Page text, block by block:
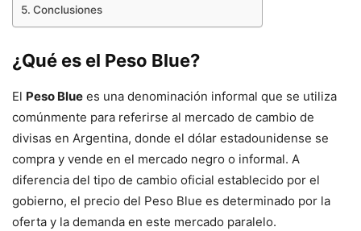
Conclusiones
¿Qué es el Peso Blue?
El Peso Blue es una denominación informal que se utiliza
comúnmente para referirse al mercado de cambio de
divisas en Argentina, donde el dólar estadounidense se
compra y vende en el mercado negro o informal. A
diferencia del tipo de cambio oficial establecido por el
gobierno, el precio del Peso Blue es determinado por la
oferta y la demanda en este mercado paralelo.